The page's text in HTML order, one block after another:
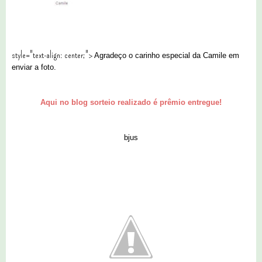
style="text-align: center;"> Agradeço o carinho especial da Camile em
enviar a foto.
Aqui no blog sorteio realizado é prêmio entregue!
bjus